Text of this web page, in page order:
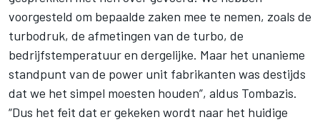
voorgesteld om bepaalde zaken mee te nemen, zoals de
turbodruk, de afmetingen van de turbo, de
bedrijfstemperatuur en dergelijke. Maar het unanieme
standpunt van de power unit fabrikanten was destijds
dat we het simpel moesten houden”, aldus Tombazis.
“Dus het feit dat er gekeken wordt naar het huidige